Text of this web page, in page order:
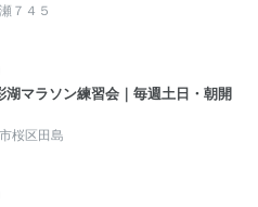
７４５
湖マラソン練習会｜毎週土日・朝開
桜区田島